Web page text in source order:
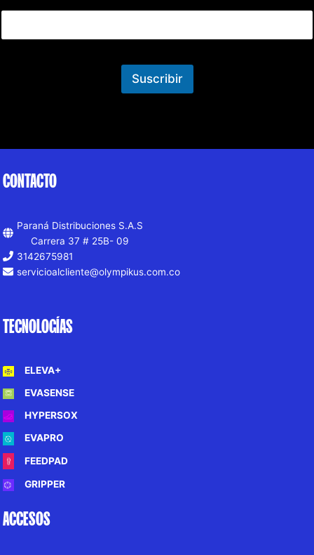
Suscribir
CONTACTO
Paraná Distribuciones S.A.S
Carrera 37 # 25B- 09
3142675981
servicioalcliente@olympikus.com.co
TECNOLOGÍAS
ELEVA+
EVASENSE
HYPERSOX
EVAPRO
FEEDPAD
GRIPPER
ACCESOS